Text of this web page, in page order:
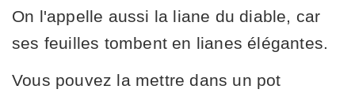
On l'appelle aussi la liane du diable, car
ses feuilles tombent en lianes élégantes.
Vous pouvez la mettre dans un pot